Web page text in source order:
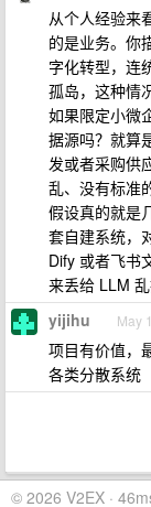
从个人经验来
的是业务。你
字化转型，连
孤岛，这种情
如果限定小微
据源吗？就算
发或者采购供
乱、没有标准
假设真的就是
套自建系统，
Dify 或者飞书
来丢给 LLM
yijihu May
项目有价值，
各类分散系统
© 2026 V2EX ·